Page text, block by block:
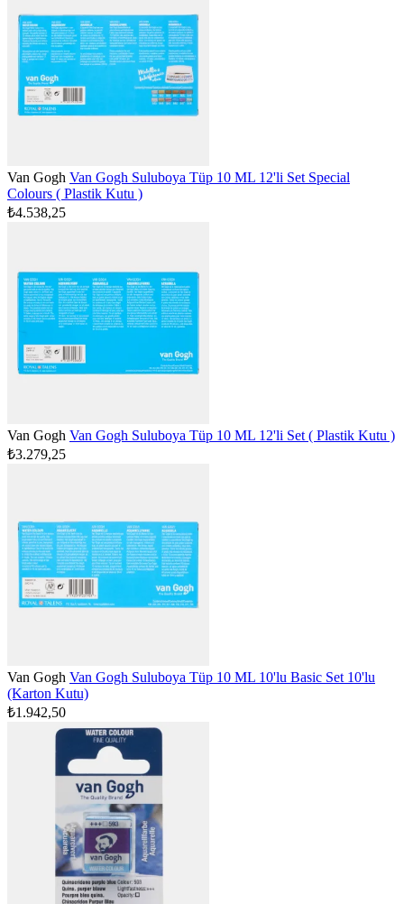
Van Gogh Van Gogh Suluboya Tüp 10 ML 12'li Set Special
Colours ( Plastik Kutu )
₺4.538,25
Van Gogh Van Gogh Suluboya Tüp 10 ML 12'li Set ( Plastik Kutu )
₺3.279,25
Van Gogh Van Gogh Suluboya Tüp 10 ML 10'lu Basic Set 10'lu
(Karton Kutu)
₺1.942,50